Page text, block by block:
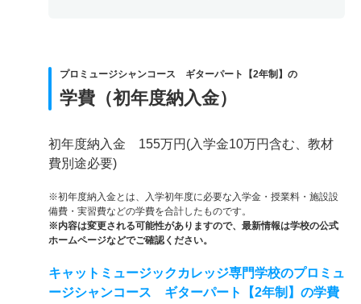
プロミュージシャンコース ギターパート【2年制】の
学費（初年度納入金）
初年度納入金 155万円(入学金10万円含む、教材
費別途必要)
※初年度納入金とは、入学初年度に必要な入学金・授業料・施設設
備費・実習費などの学費を合計したものです。
※内容は変更される可能性がありますので、最新情報は学校の公式
ホームページなどでご確認ください。
キャットミュージックカレッジ専門学校のプロミュ
ージシャンコース ギターパート【2年制】の学費